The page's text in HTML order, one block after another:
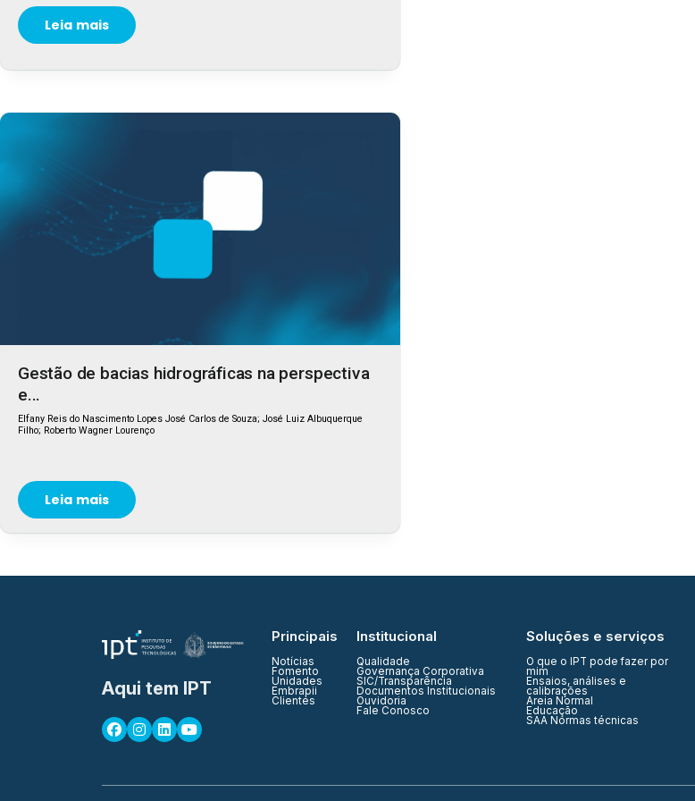
Leia mais
Gestão de bacias hidrográficas na perspectiva
e...
Elfany Reis do Nascimento Lopes José Carlos de Souza; José Luiz Albuquerque
Filho; Roberto Wagner Lourenço
Leia mais
Aqui tem IPT
Principais
Notícias
Fomento
Unidades
Embrapii
Clientes
Institucional
Qualidade
Governança Corporativa
SIC/Transparência
Documentos Institucionais
Ouvidoria
Fale Conosco
Soluções e serviços
O que o IPT pode fazer por
mim
Ensaios, análises e
calibrações
Areia Normal
Educação
SAA Normas técnicas